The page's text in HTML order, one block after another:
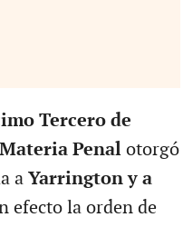
Tercero de
Penalotorgó
a Yarrington y a
efecto la orden de